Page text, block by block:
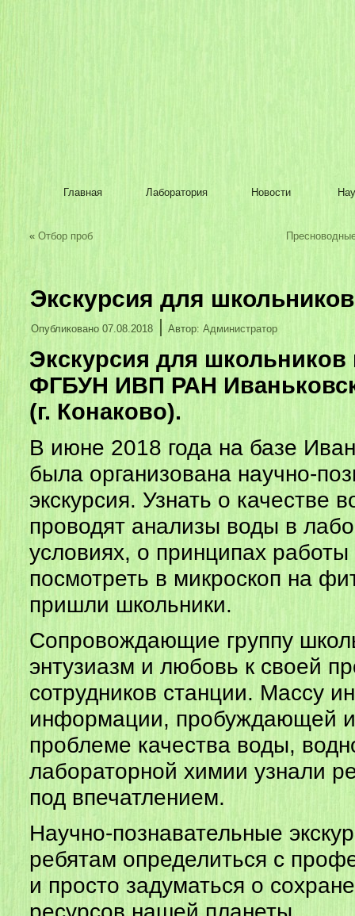
Главная Лаборатория Новости
« Отбор проб
Экскурсия для
Опубликовано 07.08.2018 | Автор: Администратор
Экскурсия для
ФГБУН ИВП РАН
(г. Конаково).
В июне 2018 года на базе
была организована научно-
экскурсия. Узнать о качестве
проводят анализы воды в
условиях, о принципах
посмотреть в микроскоп на
пришли школьники.
Сопровождающие группу
энтузиазм и любовь к своей
сотрудников станции. Массу
информации, пробуждающей
проблеме качества воды,
лабораторной химии узнали
под впечатлением.
Научно-познавательные
ребятам определиться с
и просто задуматься о